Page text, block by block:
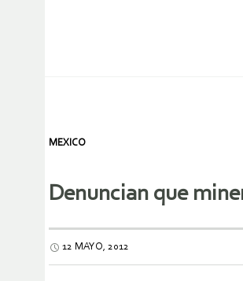
MEXICO
Denuncian que
12 MAYO, 2012